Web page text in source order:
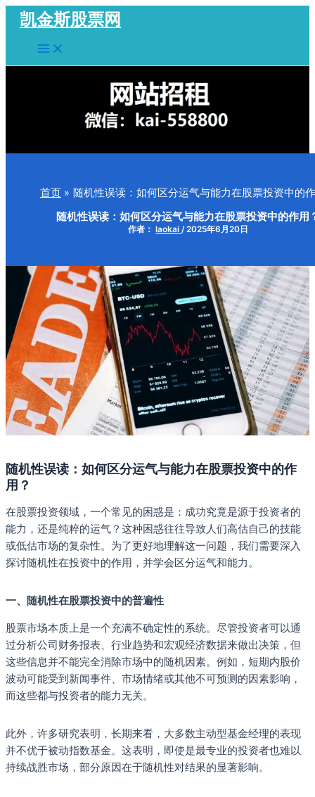
容
凯金斯股票网
Main
Menu
首页 随机性误读：如何区分运气与能力在股票投资中的
随机性误读：如何区分运气与能力在股票投资中的作用
作者： laokai /2025年6月20日
随机性误读：如何区分运气与能力在股票投资中的作
用？
在股票投资领域，一个常见的困惑是：成功究竟是源于投资者的
能力，还是纯粹的运气？这种困惑往往导致人们高估自己的技能
或低估市场的复杂性。为了更好地理解这一问题，我们需要深入
探讨随机性在投资中的作用，并学会区分运气和能力。
一、随机性在股票投资中的普遍性
股票市场本质上是一个充满不确定性的系统。尽管投资者可以通
过分析公司财务报表、行业趋势和宏观经济数据来做出决策，但
这些信息并不能完全消除市场中的随机因素。例如，短期内股价
波动可能受到新闻事件、市场情绪或其他不可预测的因素影响，
而这些都与投资者的能力无关。
此外，许多研究表明，长期来看，大多数主动型基金经理的表现
并不优于被动指数基金。这表明，即使是最专业的投资者也难以
持续战胜市场，部分原因在于随机性对结果的显著影响。